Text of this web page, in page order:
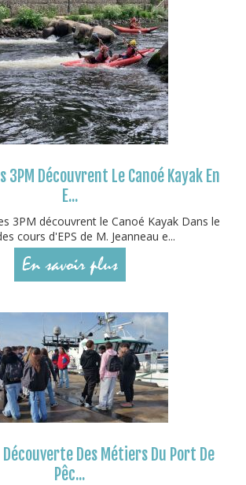
3PM Découvrent Le Canoé Kayak En
E...
3PM découvrent le Canoé Kayak Dans le
cours d'EPS de M. Jeanneau e...
En savoir plus
Découverte Des Métiers Du Port De
Pêc...